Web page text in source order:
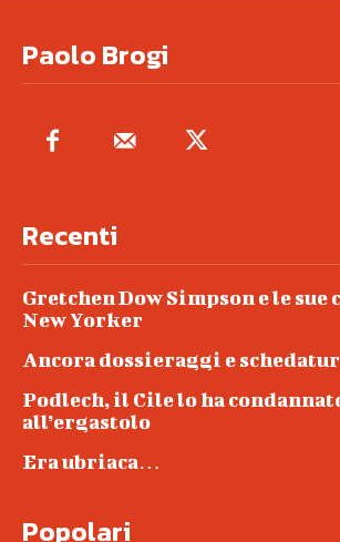
Paolo Brogi
Recenti
Gretchen Dow Simpson e le sue
New Yorker
Ancora dossieraggi e
Podlech, il Cile lo ha
all’ergastolo
Era ubriaca…
Popolari